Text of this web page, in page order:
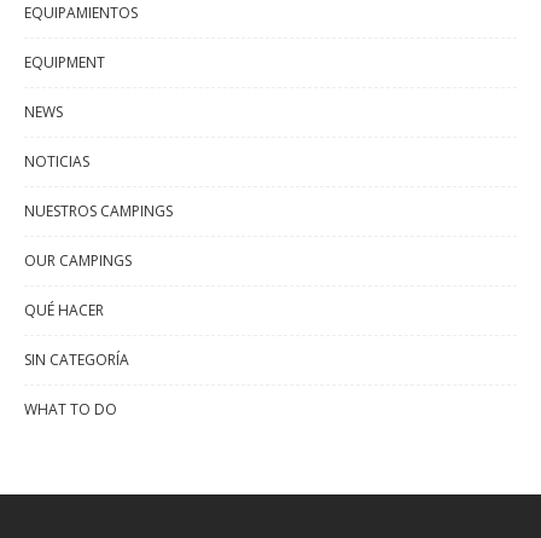
EQUIPAMIENTOS
EQUIPMENT
NEWS
NOTICIAS
NUESTROS CAMPINGS
OUR CAMPINGS
QUÉ HACER
SIN CATEGORÍA
WHAT TO DO